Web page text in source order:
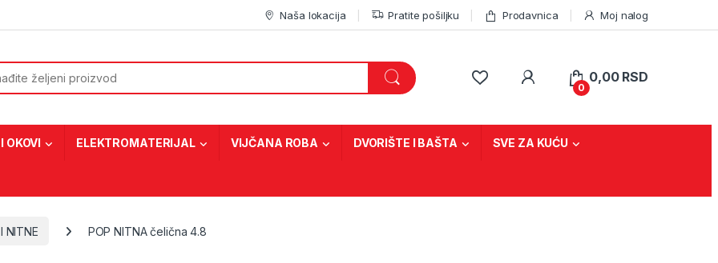
Naša lokacija Pratite pošiljku Prodavnica Moj nalog
0
0,00 RSD
OKOVI ELEKTROMATERIJAL VIJČANA ROBA DVORIŠTE I BAŠTA SVE ZA KUĆU
NITNE POP NITNA čelična 4.8